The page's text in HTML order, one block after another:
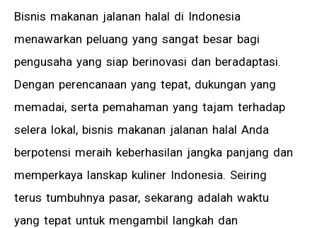
Bisnis makanan jalanan halal di Indonesia
menawarkan peluang yang sangat besar bagi
pengusaha yang siap berinovasi dan beradaptasi.
Dengan perencanaan yang tepat, dukungan yang
memadai, serta pemahaman yang tajam terhadap
selera lokal, bisnis makanan jalanan halal Anda
berpotensi meraih keberhasilan jangka panjang dan
memperkaya lanskap kuliner Indonesia. Seiring
terus tumbuhnya pasar, sekarang adalah waktu
yang tepat untuk mengambil langkah dan